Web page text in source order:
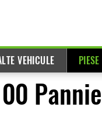
VEHICULE